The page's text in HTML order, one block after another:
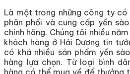
Là một trong những công ty
phân phối và cung cấp yến
chính hãng. Chúng tôi nhiều
khách hàng ở Hải Dương tin
có khá nhiều sản phẩm yến
hàng lựa chọn. Từ loại bình
hàng có thể mua về để thưởng